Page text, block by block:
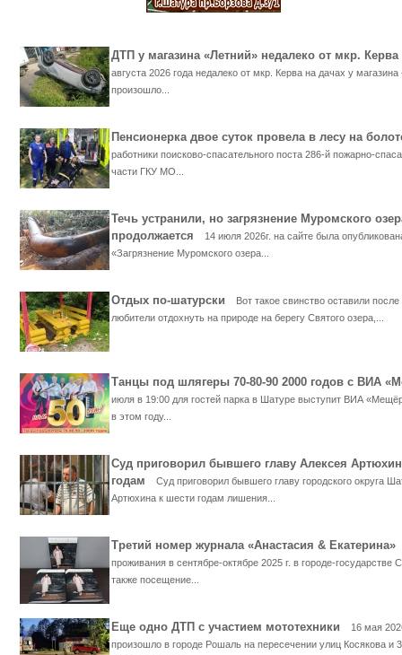
ДТП у магазина «Летний» недалеко от мкр.
августа 2026 года недалеко от мкр. Керва на дачах у магазина
произошло...
Пенсионерка двое суток провела в лесу на
работники поисково-спасательного поста 286-й пожарно-
части ГКУ МО...
Течь устранили, но загрязнение Муромского
продолжается
14 июля 2026г. на сайте была
«Загрязнение Муромского озера...
Отдых по-шатурски
Вот такое свинство оставили после
любители отдохнуть на природе на берегу Святого озера,...
Танцы под шлягеры 70-80-90 2000 годов с ВИА
июля в 19:00 для гостей парка в Шатуре выступит ВИА
в этом году...
Суд приговорил бывшего главу Алексея
годам
Суд приговорил бывшего главу городского округа
Артюхина к шести годам лишения...
Третий номер журнала «Анастасия &
проживания в сентябре-октябре 2025 г. в городе-государстве
также посещение...
Еще одно ДТП с участием мототехники
16 мая
произошло в городе Рошаль на пересечении улиц Косякова и